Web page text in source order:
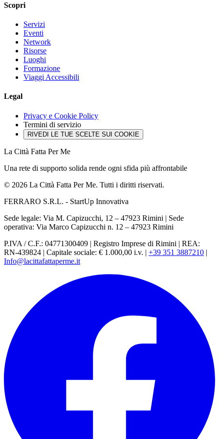
Scopri
Servizi
Eventi
Network
Risorse
Luoghi
Formazione
Viaggi Accessibili
Legal
Privacy e Cookie Policy
Termini di servizio
RIVEDI LE TUE SCELTE SUI COOKIE
La Città Fatta Per Me
Una rete di supporto solida rende ogni sfida più affrontabile
© 2026 La Città Fatta Per Me. Tutti i diritti riservati.
FERRARO S.R.L. - StartUp Innovativa
Sede legale: Via M. Capizucchi, 12 – 47923 Rimini | Sede
operativa: Via Marco Capizucchi n. 12 – 47923 Rimini
P.IVA / C.F.: 04771300409 | Registro Imprese di Rimini | REA:
RN-439824 | Capitale sociale: € 1.000,00 i.v. | +39 351 3887210 |
Info@lacittafattaperme.it